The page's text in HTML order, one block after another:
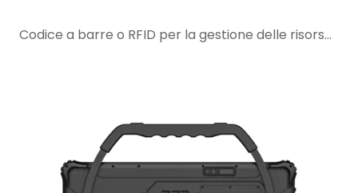
Codice a barre o RFID per la gestione delle risorse in aree pericolose: quale è meglio per il tuo flusso di lavoro?